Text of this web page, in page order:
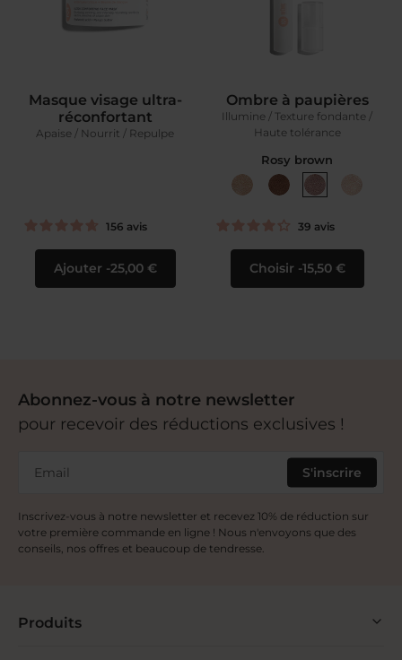
Masque visage ultra-
réconfortant
Apaise / Nourrit / Repulpe
156 avis
Ajouter 25,00 €
Ombre à paupières
Illumine / Texture fondante /
Haute tolérance
Rosy brown
39 avis
Choisir 15,50 €
Abonnez-vous à notre newsletter
pour recevoir des réductions exclusives !
Email S'inscrire
Inscrivez-vous à notre newsletter et recevez 10% de réduction sur
votre première commande en ligne ! Nous n'envoyons que des
conseils, nos offres et beaucoup de tendresse.
Produits